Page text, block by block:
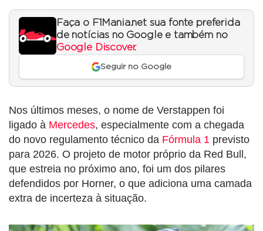
Faça o F1Mania.net sua fonte preferida
de notícias no Google e também no
Google Discover.
Seguir no Google
Nos últimos meses, o nome de Verstappen foi
ligado à Mercedes, especialmente com a chegada
do novo regulamento técnico da Fórmula 1 previsto
para 2026. O projeto de motor próprio da Red Bull,
que estreia no próximo ano, foi um dos pilares
defendidos por Horner, o que adiciona uma camada
extra de incerteza à situação.